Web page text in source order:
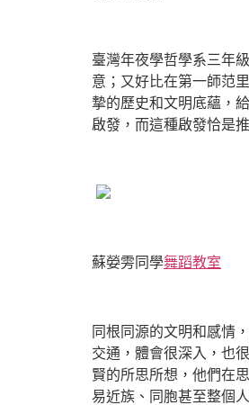
臺灣年夜學哲學系三年
意；又好比在第一師范
摯的歷史和文明底蘊，
啟發，而這種啟發恰是
蘇嫈雱同學舞蹈教室
同根同源的文明和感情
交通，體會很深入，也
賢的所思所想，他們在
易近族、同胞甚至整個